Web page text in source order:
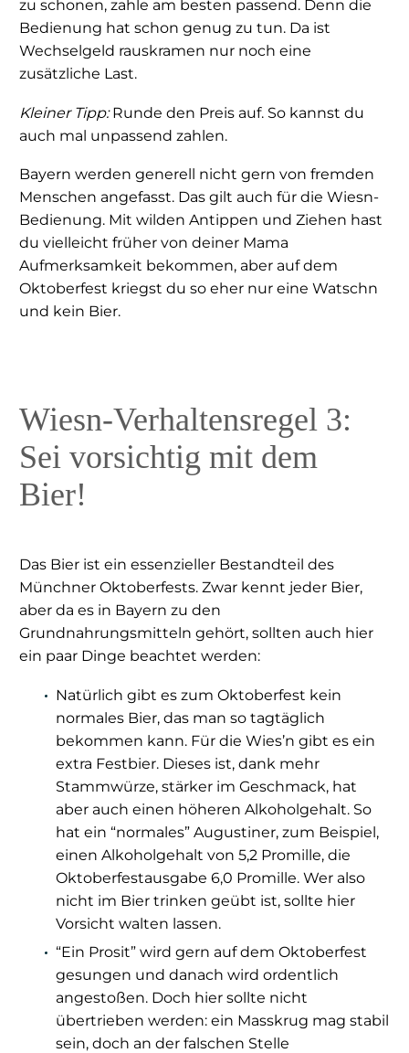
zu schonen, zahle am besten passend. Denn die
Bedienung hat schon genug zu tun. Da ist
Wechselgeld rauskramen nur noch eine
zusätzliche Last.
Kleiner Tipp:Runde den Preis auf. So kannst du
auch mal unpassend zahlen.
Bayern werden generell nicht gern von fremden
Menschen angefasst. Das gilt auch für die Wiesn-
Bedienung. Mit wilden Antippen und Ziehen hast
du vielleicht früher von deiner Mama
Aufmerksamkeit bekommen, aber auf dem
Oktoberfest kriegst du so eher nur eine Watschn
und kein Bier.
Wiesn-Verhaltensregel 3:
Sei vorsichtig mit dem
Bier!
Das Bier ist ein essenzieller Bestandteil des
Münchner Oktoberfests. Zwar kennt jeder Bier,
aber da es in Bayern zu den
Grundnahrungsmitteln gehört, sollten auch hier
ein paar Dinge beachtet werden:
Natürlich gibt es zum Oktoberfest kein
normales Bier, das man so tagtäglich
bekommen kann. Für die Wies’n gibt es ein
extra Festbier. Dieses ist, dank mehr
Stammwürze, stärker im Geschmack, hat
aber auch einen höheren Alkoholgehalt. So
hat ein “normales” Augustiner, zum Beispiel,
einen Alkoholgehalt von 5,2 Promille, die
Oktoberfestausgabe 6,0 Promille. Wer also
nicht im Bier trinken geübt ist, sollte hier
Vorsicht walten lassen.
“Ein Prosit” wird gern auf dem Oktoberfest
gesungen und danach wird ordentlich
angestoßen. Doch hier sollte nicht
übertrieben werden: ein Masskrug mag stabil
sein, doch an der falschen Stelle